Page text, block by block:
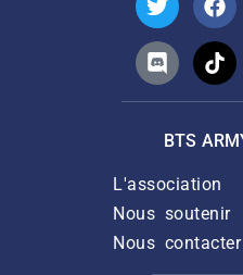
BTS
L'association
Nous soutenir
Nous contacter